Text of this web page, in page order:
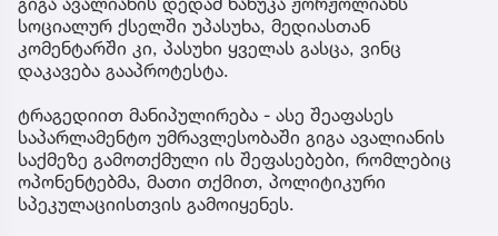
სოციალურ ქსელში უპასუხა, მედიასთან
კომენტარში კი, პასუხი ყველას გასცა, ვინც
დაკავება გააპროტესტა.
ტრაგედიით მანიპულირება - ასე შეაფასეს
საპარლამენტო უმრავლესობაში გიგა ავალიანის
საქმეზე გამოთქმული ის შეფასებები, რომლებიც
ოპონენტებმა, მათი თქმით, პოლიტიკური
სპეკულაციისთვის გამოიყენეს.